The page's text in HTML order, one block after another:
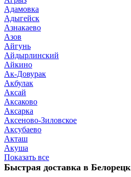
Адамовка
Адыгейск
Азнакаево
Азов
Айгунь
Айдырлинский
Айкино
Ак-Довурак
Акбулак
Аксай
Аксаково
Аксарка
Аксеново-Зиловское
Аксубаево
Акташ
Акуша
Показать все
Быстрая доставка в Белорецк